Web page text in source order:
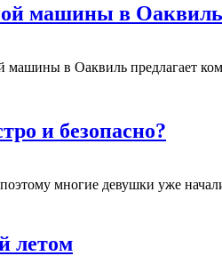
машины в Оаквиль
машины в Оаквиль предлагает
и безопасно?
многие девушки уже
летом